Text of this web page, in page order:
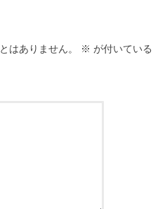
はありません。 ※ が付いている